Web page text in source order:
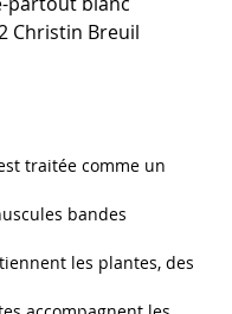
Christin Breuil
traitée comme un
bandes
les plantes, des